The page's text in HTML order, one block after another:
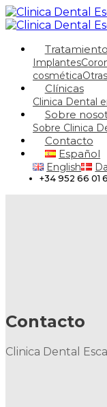
Implantes
cosmética
Clínicas
Clinica Dental
Sobre
Sobre Clinica
Contacto
Español
English
+34 952 66 01
Contacto
Clinica Dental